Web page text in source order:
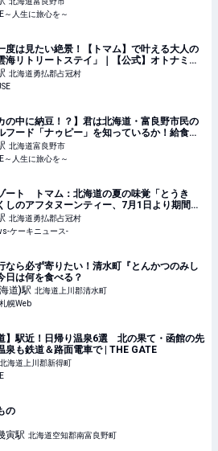
～人生に旅心を～
度は見たい絶景！【トマム】で叶える大人の
海リトリートステイ」｜【公式】オトナミュ
ブ（otona MUSE）
北海道勇払郡占冠村
の中に納豆！？】君は北海道・富良野市民の
フード「ナゥピー」を知っているか！給食に
しい | TABIZINE～人生に旅心を～
北海道富良野市
～人生に旅心を～
ート トマム：北海道の夏の味覚「とうき
しのアフタヌーンティー、7月1日より期間限
催
北海道勇払郡占冠村
ケーキニュース-
なら必ず寄りたい！清水町『とんかつのみし
日は何を食べる？
道)駅 北海道上川郡清水町
幌Web
】駅近！日帰り温泉6選 北の果て・函館の先
泉も鉄道＆路面電車で | THE GATE
北海道上川郡新得町
の
寅駅 北海道空知郡南富良野町